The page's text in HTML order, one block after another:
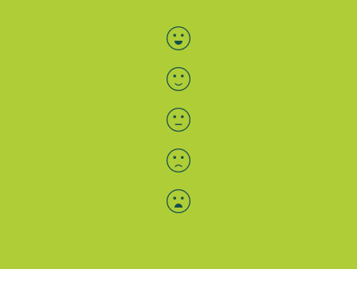
Bewertung auswählen